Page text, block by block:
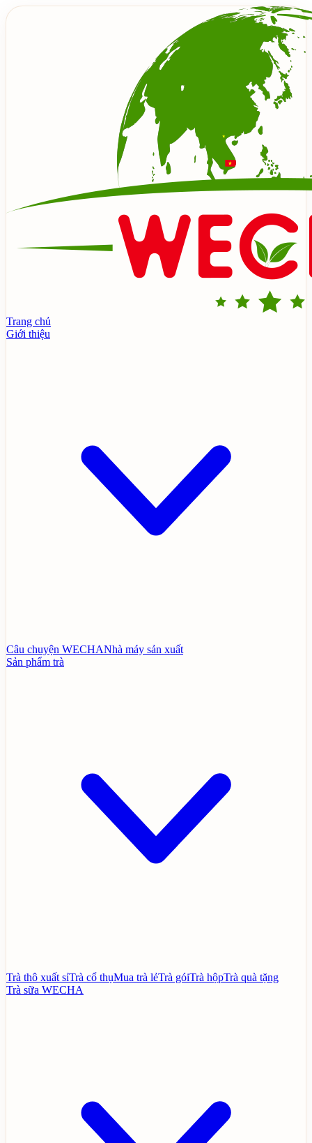
Trang chủ
Giới thiệu
Câu chuyện WECHANhà máy sản xuất
Sản phẩm trà
Trà thô xuất sỉTrà cổ thụMua trà lẻTrà góiTrà hộpTrà quà tặng
Trà sữa WECHA